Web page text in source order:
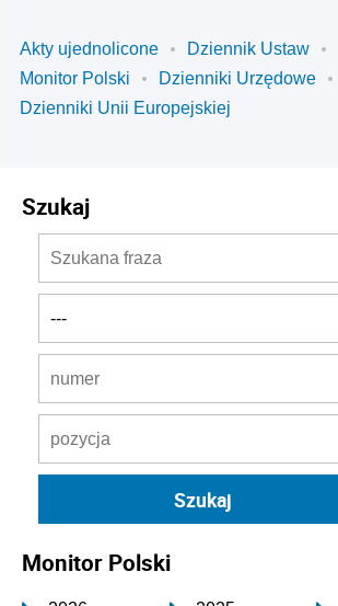
Akty ujednolicone
Dziennik Ustaw
Monitor Polski
Dzienniki Urzędowe
Dzienniki Unii Europejskiej
Szukaj
Monitor Polski